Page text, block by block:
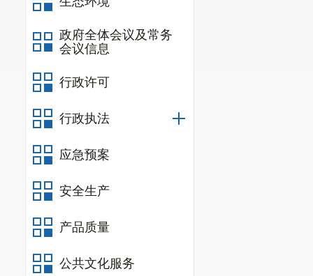
政府全体会议及常务
会议信息
行政许可
行政执法
应急预案
安全生产
产品质量
公共文化服务